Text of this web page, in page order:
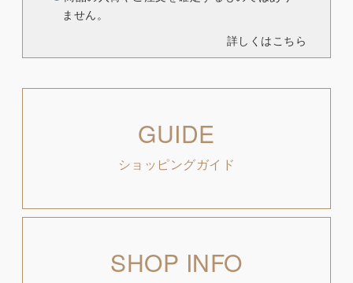
ません。
詳しくはこちら
GUIDE
ショッピングガイド
SHOP INFO